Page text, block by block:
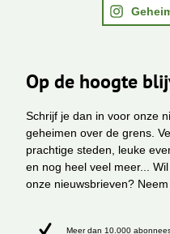
Op de hoogte
Schrijf je dan in voor onze
geheimen over de grens.
prachtige steden, leuke
en nog heel veel meer...
onze nieuwsbrieven?
Meer dan 10.000